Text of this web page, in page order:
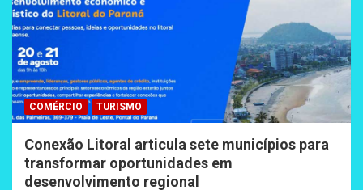
COMÉRCIO TURISMO
Conexão Litoral articula sete municípios para
transformar oportunidades em
desenvolvimento regional